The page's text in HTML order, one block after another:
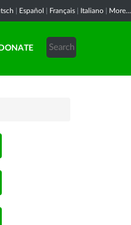
Español Français Italiano More...
DONATE